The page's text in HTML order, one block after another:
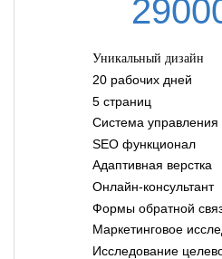
Уникальный дизайн
20 рабочих дней
5 страниц
Система управления
SEO функционал
Адаптивная верстка
Онлайн-консультант
Формы обратной
Маркетинговое
Исследование